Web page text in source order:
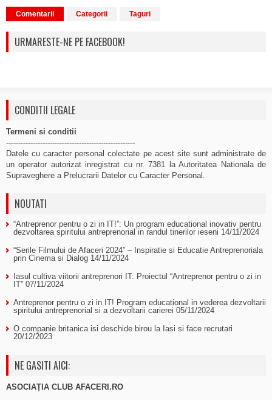
Comentarii Categorii Taguri
URMARESTE-NE PE FACEBOOK!
CONDITII LEGALE
Termeni si conditii
-----------------------------------------------------
Datele cu caracter personal colectate pe acest site sunt administrate de
un operator autorizat inregistrat cu nr. 7381 la Autoritatea Nationala de
Supraveghere a Prelucrarii Datelor cu Caracter Personal.
NOUTATI
“Antreprenor pentru o zi in IT!”: Un program educational inovativ pentru
dezvoltarea spiritului antreprenorial in randul tinerilor ieseni 14/11/2024
“Serile Filmului de Afaceri 2024” – Inspiratie si Educatie Antreprenoriala
prin Cinema si Dialog 14/11/2024
Iasul cultiva viitorii antreprenori IT: Proiectul “Antreprenor pentru o zi in
IT” 07/11/2024
Antreprenor pentru o zi in IT! Program educational in vederea dezvoltarii
spiritului antreprenorial si a dezvoltarii carierei 05/11/2024
O companie britanica isi deschide birou la Iasi si face recrutari
20/12/2023
NE GASITI AICI:
ASOCIAȚIA CLUB AFACERI.RO